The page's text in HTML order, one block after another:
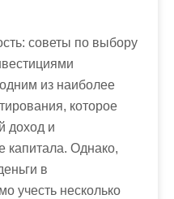
советы по выбору
из наиболее
которое
доход и
капитала. Однако,
в
учесть несколько